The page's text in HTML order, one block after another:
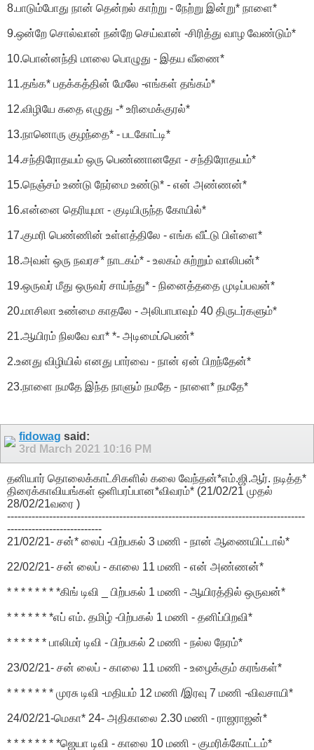
8.பாடும்போது நான் தென்றல் காற்று - நேற்று இன்று* நாளை*
9.ஒன்றே சொல்வான் நன்றே செய்வான் -சிரித்து வாழ வேண்டும்*
10.பொன்னந்தி மாலை பொழுது - இதய வீணை*
11.தங்க* பதக்கத்தின் மேலே -எங்கள் தங்கம்*
12.விழியே கதை எழுது -* உரிமைக்குரல்*
13.நானொரு குழந்தை* - படகோட்டி*
14.சந்திரோதயம் ஒரு பெண்ணானதோ - சந்திரோதயம்*
15.நெஞ்சம் உண்டு நேர்மை உண்டு* - என் அண்ணன்*
16.என்னை தெரியுமா - குடியிருந்த கோயில்*
17.குமரி பெண்ணின் உள்ளத்திலே - எங்க வீட்டு பிள்ளை*
18.அவள் ஒரு நவரச* நாடகம்* - உலகம் சுற்றும் வாலிபன்*
19.ஒருவர் மீது ஒருவர் சாய்ந்து* - நினைத்ததை முடிப்பவன்*
20.மாசிலா உண்மை காதலே - அலிபாபாவும் 40 திருடர்களும்*
21.ஆயிரம் நிலவே வா* *- அடிமைப்பெண்*
2.உனது விழியில் எனது பார்வை - நான் ஏன் பிறந்தேன்*
23.நாளை நமதே இந்த நாளும் நமதே - நாளை* நமதே*
fidowag said:
3rd March 2021 10:16 PM
தனியார் தொலைக்காட்சிகளில் கலை வேந்தன்*எம்.ஜி.ஆர். நடித்த*
திரைக்காவியங்கள் ஒளிபரப்பான*விவரம்* (21/02/21 முதல்
28/02/21வரை )
-------------------------------------------------------------------------------------
---------------------------
21/02/21- சன்* லைப் -பிற்பகல் 3 மணி - நான் ஆணையிட்டால்*
22/02/21- சன் லைப் - காலை 11 மணி - என் அண்ணன்*
* * * * * * * *கிங் டிவி _ பிற்பகல் 1 மணி - ஆயிரத்தில் ஒருவன்*
* * * * * * *எப் எம். தமிழ் -பிற்பகல் 1 மணி - தனிப்பிறவி*
* * * * * * பாலிமர் டிவி - பிற்பகல் 2 மணி - நல்ல நேரம்*
23/02/21- சன் லைப் - காலை 11 மணி - உழைக்கும் கரங்கள்*
* * * * * * * முரசு டிவி -மதியம் 12 மணி /இரவு 7 மணி -விவசாயி*
24/02/21-மெகா* 24- அதிகாலை 2.30 மணி - ராஜராஜன்*
* * * * * * * *ஜெயா டிவி - காலை 10 மணி - குமரிக்கோட்டம்*